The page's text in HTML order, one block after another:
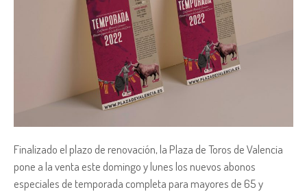
Finalizado el plazo de renovación, la Plaza de Toros de Valencia
pone a la venta este domingo y lunes los nuevos abonos
especiales de temporada completa para mayores de 65 y